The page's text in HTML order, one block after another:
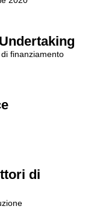
finanziamento
di